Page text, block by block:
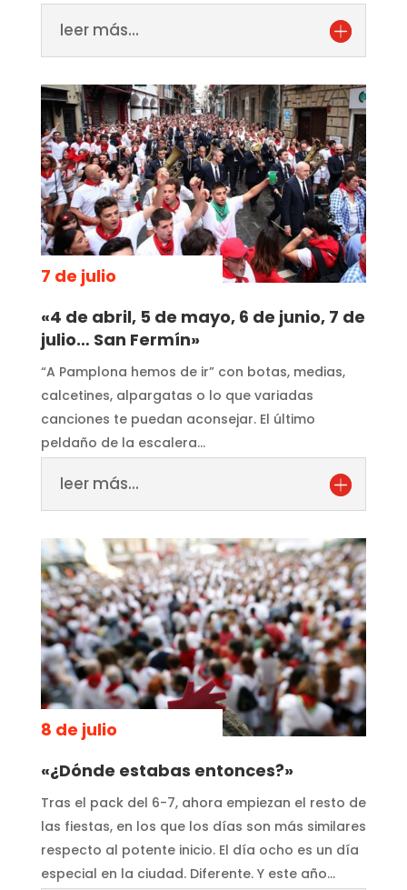
leer más...
7 de julio
«4 de abril, 5 de mayo, 6 de junio, 7 de
julio… San Fermín»
“A Pamplona hemos de ir” con botas, medias,
calcetines, alpargatas o lo que variadas
canciones te puedan aconsejar. El último
peldaño de la escalera…
leer más...
8 de julio
«¿Dónde estabas entonces?»
Tras el pack del 6-7, ahora empiezan el resto de
las fiestas, en los que los días son más similares
respecto al potente inicio. El día ocho es un día
especial en la ciudad. Diferente. Y este año…